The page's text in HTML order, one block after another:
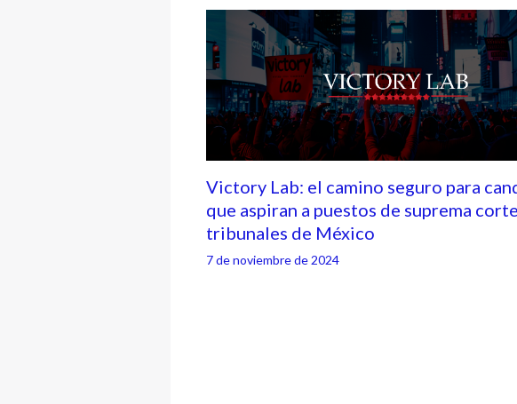
Victory Lab: el camino seguro para
que aspiran a puestos de suprema
tribunales de México
7 de noviembre de 2024